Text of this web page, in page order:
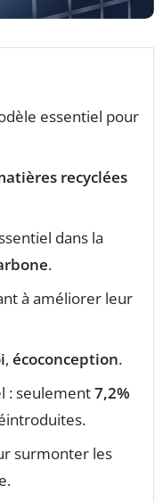
essentiel pour
recyclées
dans la
.
à améliorer leur
, écoconception.
: seulement7,2%
surmonter les